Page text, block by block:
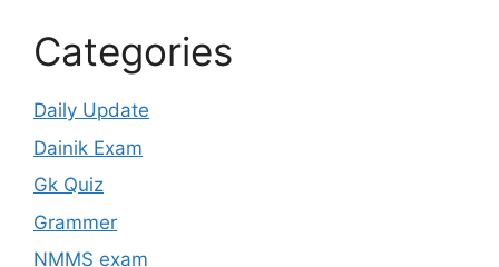
Categories
Daily Update
Dainik Exam
Gk Quiz
Grammer
NMMS exam